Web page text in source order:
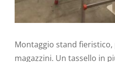
Montaggio stand
magazzini. Un tassello in